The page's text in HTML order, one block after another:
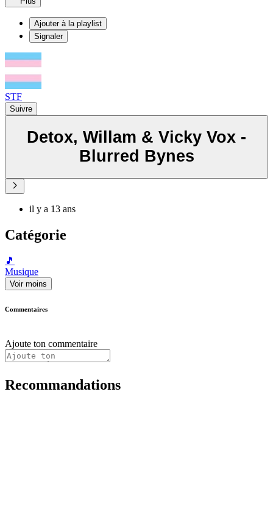
Ajouter à la playlist
Signaler
STF
Suivre
Detox, Willam & Vicky Vox -
Blurred Bynes
il y a 13 ans
Catégorie
🎵
Musique
Voir moins
Commentaires
Ajoute ton commentaire
Recommandations